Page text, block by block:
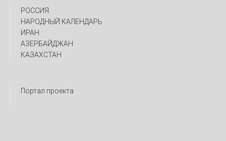
РОССИЯ
НАРОДНЫЙ КАЛЕНДАРЬ
ИРАН
АЗЕРБАЙДЖАН
КАЗАХСТАН
Портал проекта